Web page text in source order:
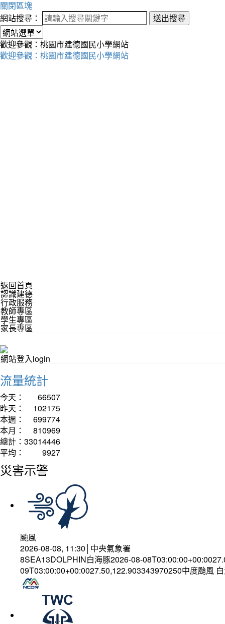
關閉區塊
網站搜尋：
送出搜尋
歡迎參觀：桃園市建德國民小學網站
歡迎參觀：桃園市建德國民小學網站
返回首頁
認識建德
行政服務
教師專區
學生專區
家長專區
網站登入login
流量統計
今天：
66507
昨天：
102175
本週：
699774
本月：
810969
總計： 33014446
平均：
9927
災害示警
颱風
2026-08-08, 11:30│中央氣象署
8SEA13DOLPHIN白海豚2026-08-
09T03:00:00+00:0027.50,122.903343970250中度颱風